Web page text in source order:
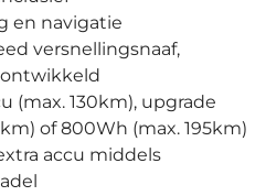
en navigatie
versnellingsnaaf,
ontwikkeld
(max. 130km), upgrade
of 800Wh (max. 195km)
accu middels